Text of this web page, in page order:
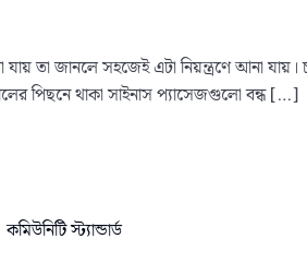
তা জানলে সহজেই এটা নিয়ন্ত্রণে আনা
পিছনে থাকা সাইনাস প্যাসেজগুলো বন্ধ […]
কমিউনিটি স্ট্যান্ডার্ড